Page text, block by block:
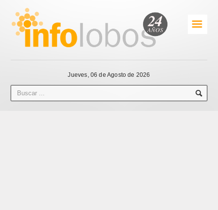
☰
Jueves, 06 de Agosto de 2026